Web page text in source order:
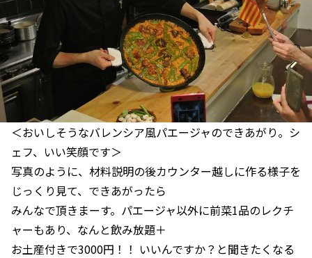
＜おいしそうなバレンシア風パエージャのできあがり。シ
ェフ、いい笑顔です＞
写真のように、材料説明の後カウンター越しに作る様子を
じっくり見て、できあがったら
みんなで頂きまーす。パエージャ以外に前菜1品のレクチ
ャーもあり、なんと飲み放題＋
お土産付きで3000円！！ いいんですか？と聞きたくなる